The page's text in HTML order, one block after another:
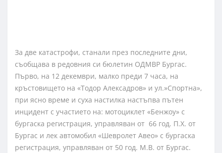
За две катастрофи, станали през последните дни,
съобщава в редовния си бюлетин ОДМВР Бургас.
Първо, на 12 декември, малко преди 7 часа, на
кръстовището на «Тодор Алексадров» и ул.»Спортна»,
при ясно време и суха настилка настъпва пътен
инцидент с участието на: мотоциклет «Бенжоу» с
бургаска регистрация, управляван от 66 год. П.Х. от
Бургас и лек автомобил «Шевролет Авео» с бургаска
регистрация, управляван от 50 год. М.В. от Бургас.